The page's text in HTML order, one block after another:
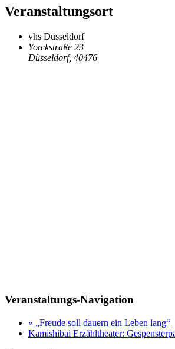
Veranstaltungsort
vhs Düsseldorf
Yorckstraße 23
Düsseldorf, 40476
Veranstaltungs-Navigation
« „Freude soll dauern ein Leben lang“
Kamishibai Erzähltheater: